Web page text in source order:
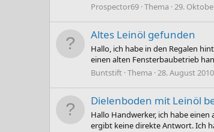
Prospector69 Thema 29.
Altes Leinöl gefunden
Hallo, ich habe in den Regalen
einen alten Fensterbaubetrieb
Buntstift Thema 28. August 2010
Dielenboden mit Leinöl
Hallo Handwerker, ich habe
ergibt keine direkte Antwort. Ich